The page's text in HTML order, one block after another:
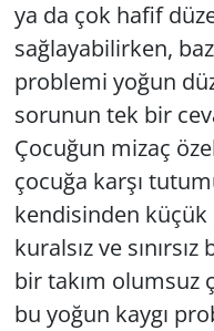
ya da çok hafif
sağlayabilirken,
problemi yoğun
sorunun tek bir
Çocuğun mizaç
çocuğa karşı
kendisinden küçük
kuralsız ve
bir takım olumsuz
bu yoğun kaygı